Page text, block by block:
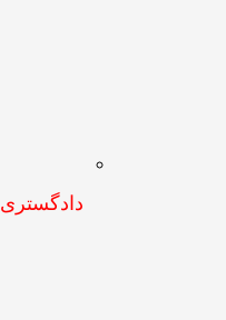
دادگستری